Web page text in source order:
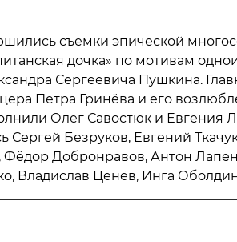
съемки эпической
дочка» по мотивам
Сергеевича Пушкина.
Петра Гринёва и его
Олег Савостюк и Евгения
Сергей Безруков, Евгений
Фёдор Добронравов, Антон
Владислав Ценёв, Инга